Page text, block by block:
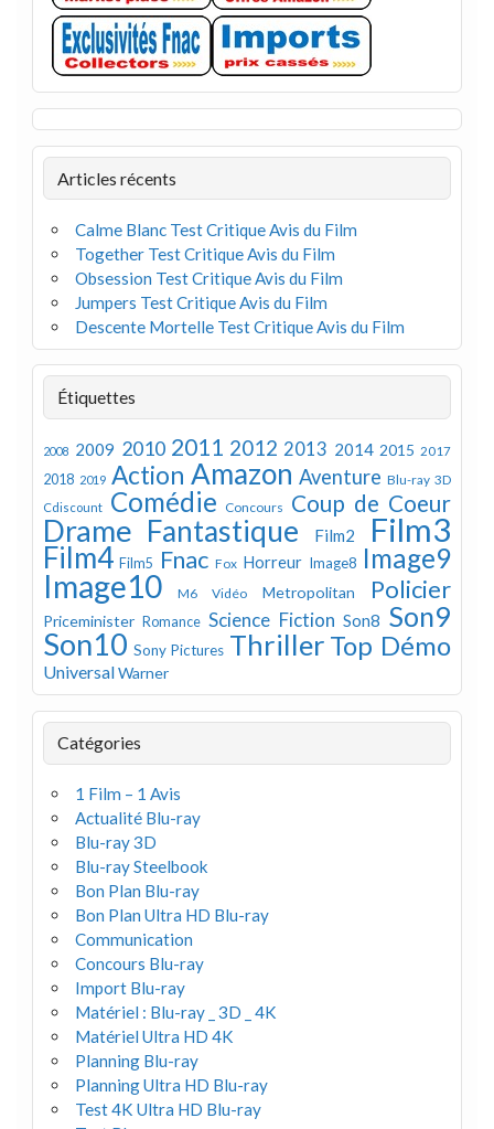
Articles récents
Calme Blanc Test Critique Avis du Film
Together Test Critique Avis du Film
Obsession Test Critique Avis du Film
Jumpers Test Critique Avis du Film
Descente Mortelle Test Critique Avis du Film
Étiquettes
2008 2009 2010 2011 2012 2013 2014 2015 2017
2018 2019 Action Amazon Aventure Blu-ray 3D
Cdiscount Comédie Concours Coup de Coeur
Drame Fantastique Film2 Film3
Film4 Film5 Fnac Fox Horreur Image8 Image9
Image10 M6 Vidéo Metropolitan Policier
Priceminister Romance Science Fiction Son8 Son9
Son10 Sony Pictures Thriller Top Démo
UniversalWarner
Catégories
1 Film – 1 Avis
Actualité Blu-ray
Blu-ray 3D
Blu-ray Steelbook
Bon Plan Blu-ray
Bon Plan Ultra HD Blu-ray
Communication
Concours Blu-ray
Import Blu-ray
Matériel : Blu-ray _ 3D _ 4K
Matériel Ultra HD 4K
Planning Blu-ray
Planning Ultra HD Blu-ray
Test 4K Ultra HD Blu-ray